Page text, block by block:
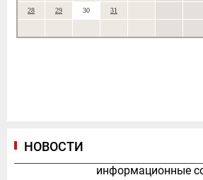
28 29 30 31
НОВОСТИ
информационные